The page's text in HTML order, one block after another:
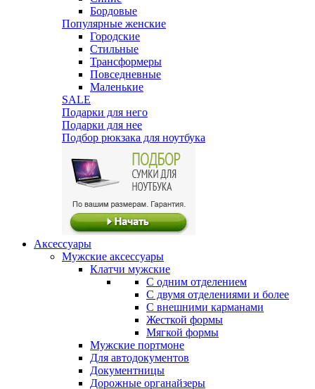
Бордовые
Популярные женские
Городские
Стильные
Трансформеры
Повседневные
Маленькие
SALE
Подарки для него
Подарки для нее
Подбор рюкзака для ноутбука
Аксессуары
Мужские аксессуары
Клатчи мужские
С одним отделением
С двумя отделениями и более
С внешними карманами
Жесткой формы
Мягкой формы
Мужские портмоне
Для автодокументов
Документницы
Дорожные органайзеры